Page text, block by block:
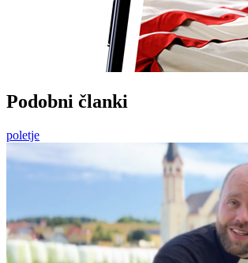
Podobni članki
poletje